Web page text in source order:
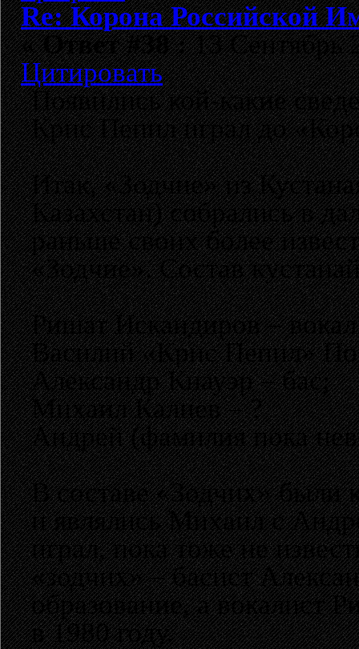
Re: Корона Российской
«Ответ #38 :13 Сентябрь
Цитировать
Появились кой-какие
Крис Пепил играл до
Итак, «Зодчие» из
Казахстан) собрались в
раньше своих более
«Зодчие». Состав
Ришат Искандиров –
Василий «Крис Пепил»
Александр Кнауэр – бас;
Михаил Калиев – ?
Андрей (фамилия пока
В составе «Зодчих»
и являлись Михаил с
играл, пока тоже не
«зодчих» – басист
образование, а вокалист
в 1980 году.